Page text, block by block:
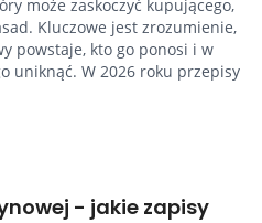
może zaskoczyć kupującego,
Kluczowe jest zrozumienie,
powstaje, kto go ponosi i w
uniknąć. W 2026 roku przepisy
- jakie zapisy